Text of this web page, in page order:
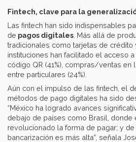
Fintech, clave para la
Las fintech han sido indispensables
de pagos digitales . Más allá de
tradicionales como tarjetas de crédito
instituciones han facilitado el acceso
código QR (41%), compras/ventas en
entre particulares (24%).
Aún con el impulso de las fintech, el
métodos de pago digitales ha sido
“México ha logrado avances
debajo de países como Brasil, donde
revolucionado la forma de pagar; y de
bancarización es más alta”, señala